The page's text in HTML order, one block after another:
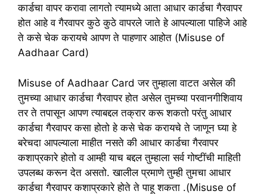
कार्डचा वापर करावा लागतो त्यामध्ये आता आधार कार्डचा गैरवापर
होत आहे व गैरवापर कुठे कुठे वापरले जाते हे आपल्याला पाहिजे आहे
ते कसे चेक करायचे आपण ते पाहणार आहोत (Misuse of
Aadhaar Card)
Misuse of Aadhaar Card जर तुम्हाला वाटत असेल की
तुमच्या आधार कार्डचा गैरवापर होत असेल तुमच्या परवानगीशिवाय
तर ते तपासून आपण त्याबद्दल तक्रार करू शकतो परंतु आधार
कार्डचा गैरवापर कसा होतो हे कसे चेक करायचे ते जाणून घ्या हे
बरेचदा आपल्याला माहीत नसते की आधार कार्डचा गैरवापर
कशाप्रकारे होतो व आम्ही याच बद्दल तुम्हाला सर्व गोष्टींची माहिती
उपलब्ध करून देत असतो. खालील प्रमाणे तुम्ही तुमचा आधार
कार्डचा गैरवापर कशाप्रकारे होते ते पाहू शकता .(Misuse of